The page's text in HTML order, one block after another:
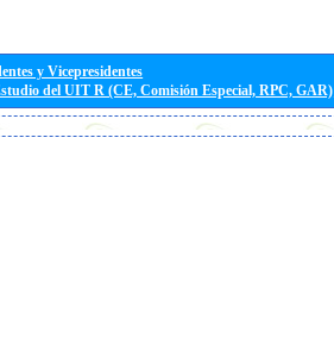
y Vicepresidentes
del UIT R (CE, Comisión Especial, RPC, GAR)